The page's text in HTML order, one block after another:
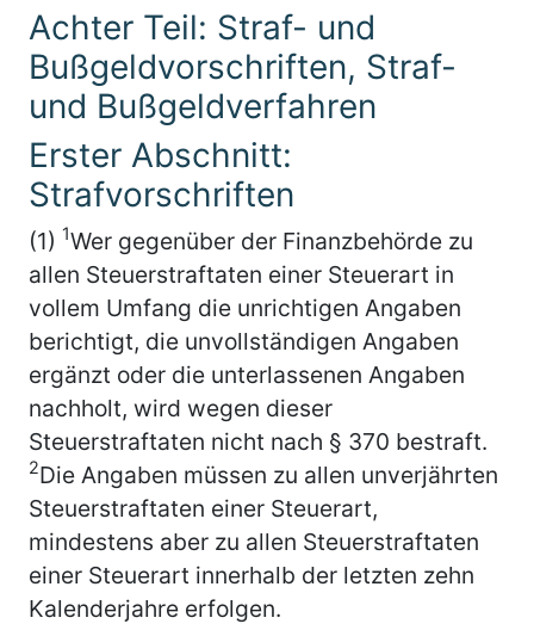
Achter Teil: Straf- und
Bußgeldvorschriften, Straf-
und Bußgeldverfahren
Erster Abschnitt:
Strafvorschriften
(1) 1Wer gegenüber der Finanzbehörde zu
allen Steuerstraftaten einer Steuerart in
vollem Umfang die unrichtigen Angaben
berichtigt, die unvollständigen Angaben
ergänzt oder die unterlassenen Angaben
nachholt, wird wegen dieser
Steuerstraftaten nicht nach § 370 bestraft.
2Die Angaben müssen zu allen unverjährten
Steuerstraftaten einer Steuerart,
mindestens aber zu allen Steuerstraftaten
einer Steuerart innerhalb der letzten zehn
Kalenderjahre erfolgen.